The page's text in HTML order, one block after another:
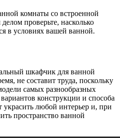
комнаты со встроенной
проверьте, насколько
в условиях вашей ванной.
шкафчик для ванной
не составит труда, поскольку
самых разнообразных
конструкции и способа
украсить любой интерьер и, при
пространство ванной